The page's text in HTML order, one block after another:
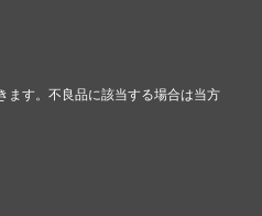
ます。不良品に該当する場合は当方